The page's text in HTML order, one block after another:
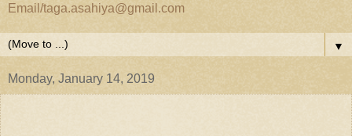
Email/taga.asahiya@gmail.com
▼
Monday, January 14, 2019